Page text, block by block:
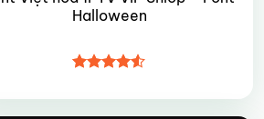
Halloween
hạng4.5